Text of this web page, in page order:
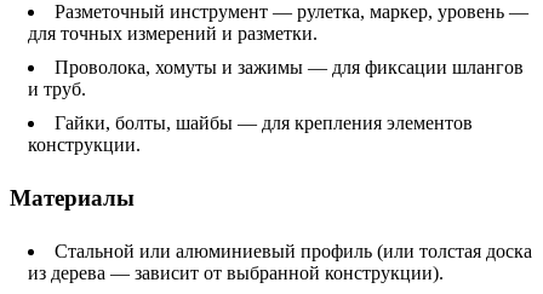
Разметочный инструмент — рулетка, маркер, уровень —
для точных измерений и разметки.
Проволока, хомуты и зажимы — для фиксации шлангов
и труб.
Гайки, болты, шайбы — для крепления элементов
конструкции.
Материалы
Стальной или алюминиевый профиль (или толстая доска
из дерева — зависит от выбранной конструкции).